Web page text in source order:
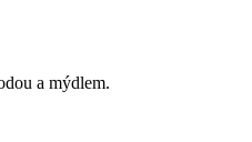
a mýdlem.